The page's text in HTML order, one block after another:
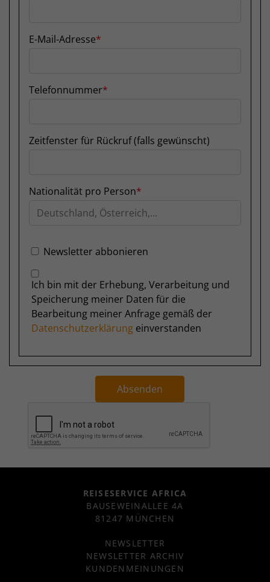
E-Mail-Adresse
Telefonnummer
Zeitfenster für Rückruf (falls gewünscht)
Nationalität pro Person
Newsletter abbonieren
Ich bin mit der Erhebung, Verarbeitung und
Speicherung meiner Daten für die
Bearbeitung meiner Anfrage gemäß der
Datenschutzerklärung einverstanden
Absenden
REISESERVICE AFRICA
BAUSEWEINALLEE 4A
81247 MÜNCHEN
NEWSLETTER
NEWSLETTER ARCHIV
KUNDENMEINUNGEN